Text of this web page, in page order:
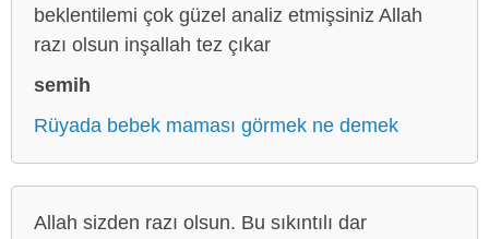
beklentilemi çok güzel analiz etmişsiniz Allah
razı olsun inşallah tez çıkar
semih
Rüyada bebek maması görmek ne demek
Allah sizden razı olsun. Bu sıkıntılı dar